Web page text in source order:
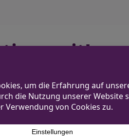
mit!
ohne Anmeldezwang!
geprüft.
Kommentar
wird nicht